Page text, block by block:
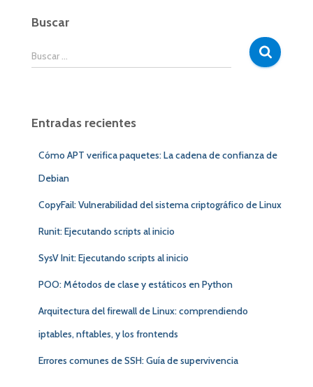
Buscar
B
u
r
Buscar …
Entradas recientes
Cómo APT verifica paquetes: La cadena de confianza de
Debian
CopyFail: Vulnerabilidad del sistema criptográfico de Linux
Runit: Ejecutando scripts al inicio
SysV Init: Ejecutando scripts al inicio
POO: Métodos de clase y estáticos en Python
Arquitectura del firewall de Linux: comprendiendo
iptables, nftables, y los frontends
Errores comunes de SSH: Guía de supervivencia